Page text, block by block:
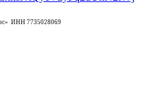
ИНН 7735028069